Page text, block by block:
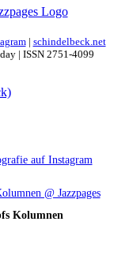
| schindelbeck.net
| ISSN 2751-4099
Kolumnen